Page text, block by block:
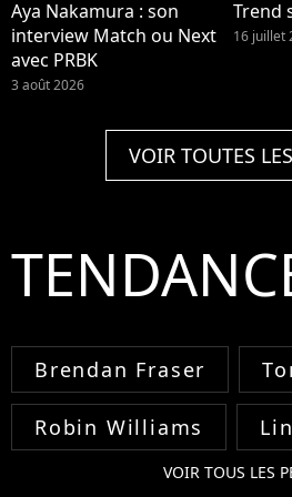
Aya Nakamura : son
interview Match ou Next
avec PRBK
3 août 2026
Trend
16 juillet
VOIR TOUTES
Brendan Fraser
Robin Williams
VOIR TOUS LES